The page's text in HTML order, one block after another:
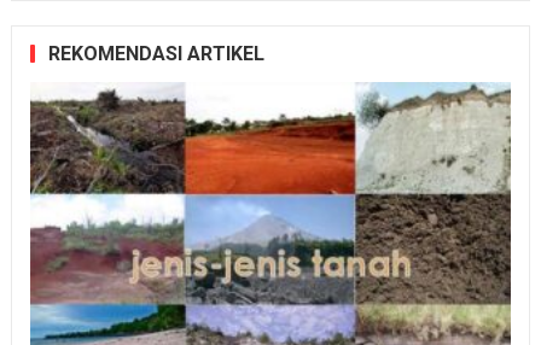
REKOMENDASI ARTIKEL